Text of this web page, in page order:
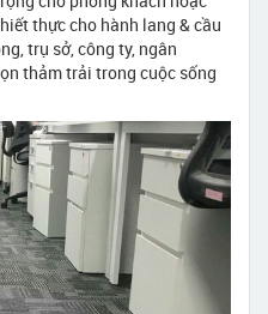
thực cho hành lang & cầu
trụ sở, công ty, ngân
thảm trải trong cuộc sống